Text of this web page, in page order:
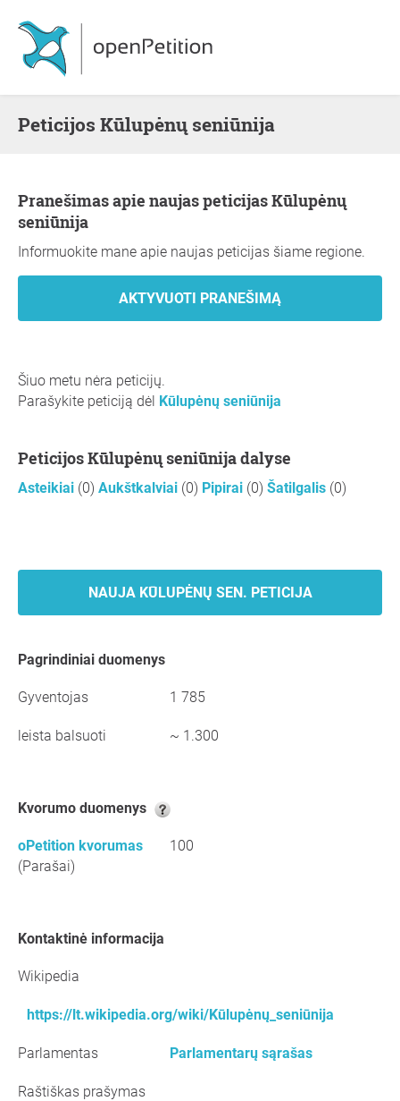
Peticijos Kūlupėnų seniūnija
Pranešimas apie naujas peticijas Kūlupėnų
seniūnija
Informuokite mane apie naujas peticijas šiame regione.
Šiuo metu nėra peticijų.
Parašykite peticiją dėl Kūlupėnų seniūnija
Peticijos Kūlupėnų seniūnija dalyse
Asteikiai (0) Aukštkalviai (0) Pipirai (0) Šatilgalis (0)
NAUJA KŪLUPĖNŲ SEN. PETICIJA
Pagrindiniai duomenys
Gyventojas 1 785
leista balsuoti ~ 1.300
kvorumo duomenys
oPetition kvorumas
(Parašai)
100
kontaktinė informacija
Wikipedia
https://lt.wikipedia.org/wiki/Kūlupėnų_seniūnija
Parlamentas Parlamentarų sąrašas
Raštiškas prašymas